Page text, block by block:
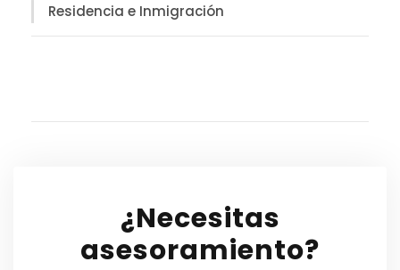
Residencia e Inmigración
¿Necesitas
asesoramiento?